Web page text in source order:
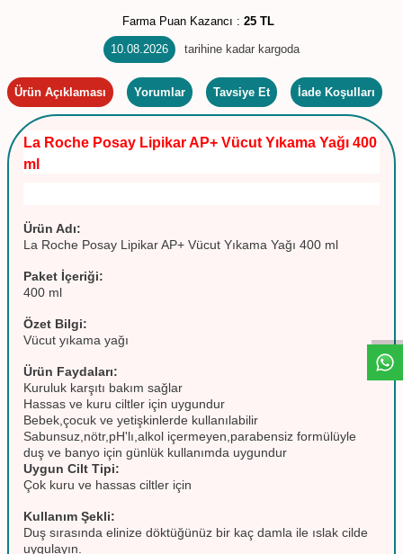
Farma Puan Kazancı : 25 TL
10.08.2026 tarihine kadar kargoda
Ürün Açıklaması Yorumlar Tavsiye Et İade Koşulları
La Roche Posay Lipikar AP+ Vücut Yıkama Yağı 400
ml
Ürün Adı:
La Roche Posay Lipikar AP+ Vücut Yıkama Yağı 400 ml
Paket İçeriği:
400 ml
Özet Bilgi:
Vücut yıkama yağı
Ürün Faydaları:
Kuruluk karşıtı bakım sağlar
Hassas ve kuru ciltler için uygundur
Bebek,çocuk ve yetişkinlerde kullanılabilir
Sabunsuz,nötr,pH'lı,alkol içermeyen,parabensiz formülüyle
duş ve banyo için günlük kullanımda uygundur
Uygun Cilt Tipi:
Çok kuru ve hassas ciltler için
Kullanım Şekli:
Duş sırasında elinize döktüğünüz bir kaç damla ile ıslak cilde
uygulayın.